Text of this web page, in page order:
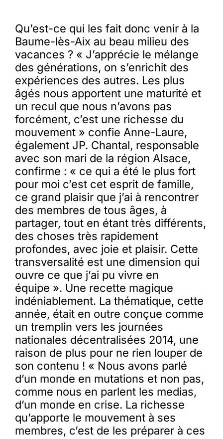
Qu’est-ce qui les fait donc venir à la
Baume-lès-Aix au beau milieu des
vacances ? « J’apprécie le mélange
des générations, on s’enrichit des
expériences des autres. Les plus
âgés nous apportent une maturité et
un recul que nous n’avons pas
forcément, c’est une richesse du
mouvement » confie Anne-Laure,
également JP. Chantal, responsable
avec son mari de la région Alsace,
confirme : « ce qui a été le plus fort
pour moi c’est cet esprit de famille,
ce grand plaisir que j’ai à rencontrer
des membres de tous âges, à
partager, tout en étant très différents,
des choses très rapidement
profondes, avec joie et plaisir. Cette
transversalité est une dimension qui
ouvre ce que j’ai pu vivre en
équipe ». Une recette magique
indéniablement. La thématique, cette
année, était en outre conçue comme
un tremplin vers les journées
nationales décentralisées 2014, une
raison de plus pour ne rien louper de
son contenu ! « Nous avons parlé
d’un monde en mutations et non pas,
comme nous en parlent les medias,
d’un monde en crise. La richesse
qu’apporte le mouvement à ses
membres, c’est de les préparer à ces